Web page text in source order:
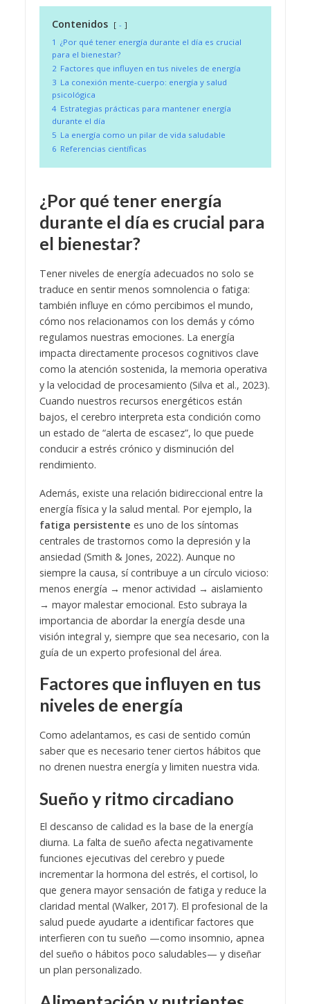
Contenidos
-
1 ¿Por qué tener energía durante el día es crucial
para el bienestar?
2 Factores que influyen en tus niveles de energía
3 La conexión mente-cuerpo: energía y salud
psicológica
4 Estrategias prácticas para mantener energía
durante el día
5 La energía como un pilar de vida saludable
6 Referencias científicas
¿Por qué tener energía
durante el día es crucial para
el bienestar?
Tener niveles de energía adecuados no solo se
traduce en sentir menos somnolencia o fatiga:
también influye en cómo percibimos el mundo,
cómo nos relacionamos con los demás y cómo
regulamos nuestras emociones. La energía
impacta directamente procesos cognitivos clave
como la atención sostenida, la memoria operativa
y la velocidad de procesamiento (Silva et al., 2023).
Cuando nuestros recursos energéticos están
bajos, el cerebro interpreta esta condición como
un estado de “alerta de escasez”, lo que puede
conducir a estrés crónico y disminución del
rendimiento.
Además, existe una relación bidireccional entre la
energía física y la salud mental. Por ejemplo, la
fatiga persistente es uno de los síntomas
centrales de trastornos como la depresión y la
ansiedad (Smith & Jones, 2022). Aunque no
siempre la causa, sí contribuye a un círculo vicioso:
menos energía → menor actividad → aislamiento
→ mayor malestar emocional. Esto subraya la
importancia de abordar la energía desde una
visión integral y, siempre que sea necesario, con la
guía de un experto profesional del área.
Factores que influyen en tus
niveles de energía
Como adelantamos, es casi de sentido común
saber que es necesario tener ciertos hábitos que
no drenen nuestra energía y limiten nuestra vida.
Sueño y ritmo circadiano
El descanso de calidad es la base de la energía
diurna. La falta de sueño afecta negativamente
funciones ejecutivas del cerebro y puede
incrementar la hormona del estrés, el cortisol, lo
que genera mayor sensación de fatiga y reduce la
claridad mental (Walker, 2017). El profesional de la
salud puede ayudarte a identificar factores que
interfieren con tu sueño —como insomnio, apnea
del sueño o hábitos poco saludables— y diseñar
un plan personalizado.